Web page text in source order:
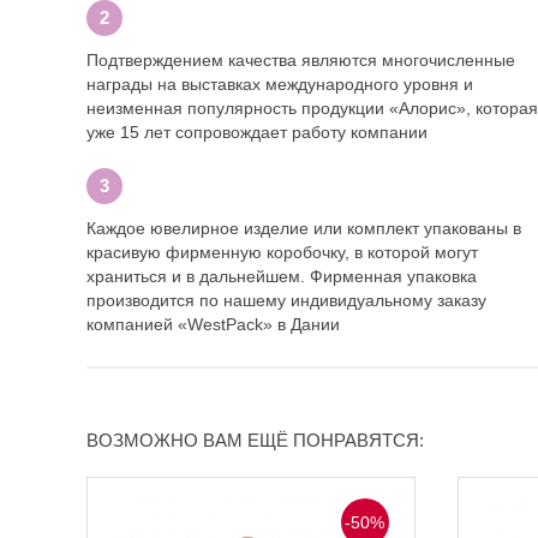
Подтверждением качества являются многочисленные
награды на выставках международного уровня и
неизменная популярность продукции «Алорис», которая
уже 15 лет сопровождает работу компании
Каждое ювелирное изделие или комплект упакованы в
красивую фирменную коробочку, в которой могут
храниться и в дальнейшем. Фирменная упаковка
производится по нашему индивидуальному заказу
компанией «WestPack» в Дании
ВОЗМОЖНО ВАМ ЕЩЁ ПОНРАВЯТСЯ:
-50%